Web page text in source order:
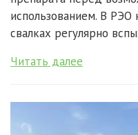
использованием. В РЭО
свалках регулярно
Читать далее